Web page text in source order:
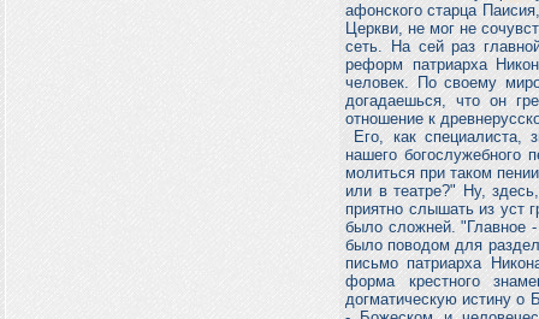
афонского старца
Церкви, не мог не
сеть. На сей раз
реформ патриарха
человек. По своему
догадаешься, что он
отношение к
Его, как специалиста,
нашего богослужебного
молиться при таком
или в театре?" Ну,
приятно слышать из уст
было сложней. "Главное -
было поводом для
письмо патриарха
форма крестного
догматическую истину о